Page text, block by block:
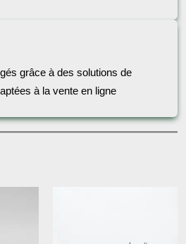
grâce à des solutions de
à la vente en ligne